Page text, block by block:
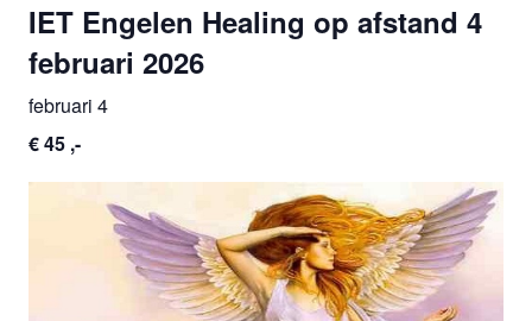
IET Engelen Healing op afstand 4
februari 2026
februari 4
€ 45 ,-